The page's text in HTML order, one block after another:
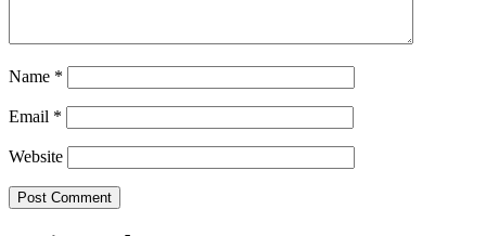
Name *
Email *
Website